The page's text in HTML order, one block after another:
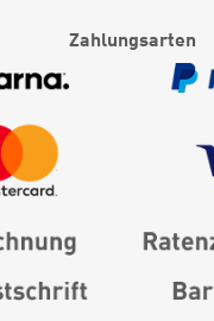
Zahlungsarten